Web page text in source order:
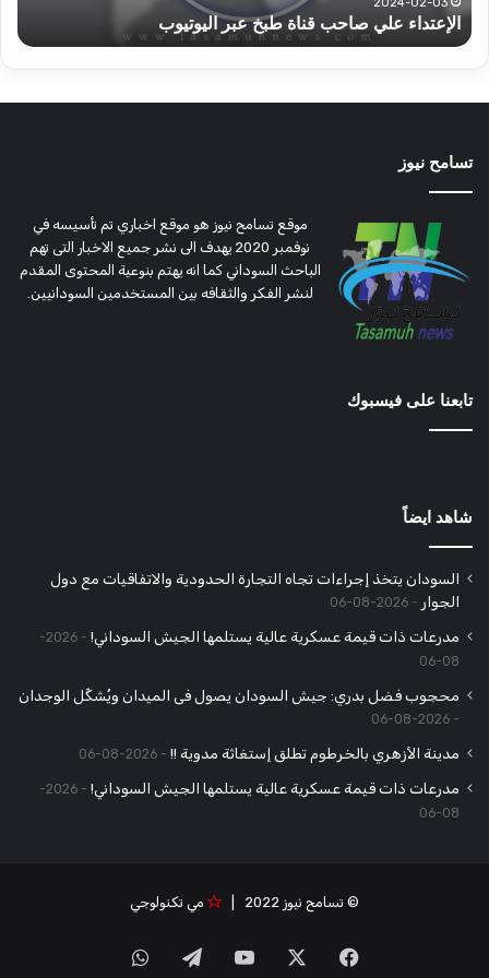
الحصاد
الحصاد
تسامح نيوز
موقع تسامح نيوز هو موقع اخباري تم تأسيسه في
نوفمبر 2020 يهدف الى نشر جميع الاخبار التى تهم
الباحث السوداني كما انه يهتم بنوعية المحتوى المقدم
لنشر الفكر والثقافه بين المستخدمين السودانيين.
تابعنا على فيسبوك
شاهد ايضاً
السودان يتخذ إجراءات تجاه التجارة الحدودية والاتفاقيات مع دول
الجوار
2026-08-06
مدرعات ذات قيمة عسكرية عالية يستلمها الجيش السوداني!
2026-
08-06
محجوب فضل بدري: جيش السودان يصول فى الميدان ويُشكِّل الوجدان
2026-08-06
مدينة الأزهري بالخرطوم تطلق إستغاثة مدوية !! 2026-08-06
مدرعات ذات قيمة عسكرية عالية يستلمها الجيش السوداني!
2026-
08-06
© تسامح نيوز 2022 | مي تكنولوجي
فيسبوك ‫YouTubeتيلقرامواتساب